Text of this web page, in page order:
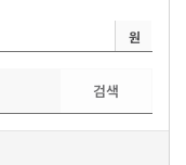
원
검색